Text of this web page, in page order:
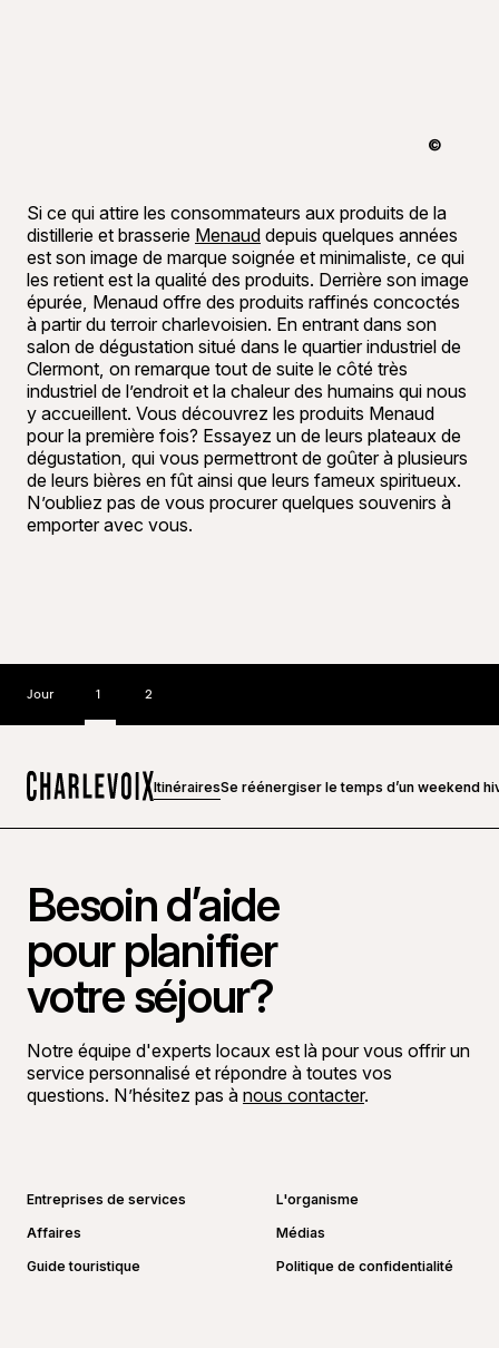
Yasmeen
©
Si ce qui attire les consommateurs aux produits de la
distillerie et brasserie Menaud depuis quelques années
est son image de marque soignée et minimaliste, ce qui
les retient est la qualité des produits. Derrière son image
épurée, Menaud offre des produits raffinés concoctés
à partir du terroir charlevoisien. En entrant dans son
salon de dégustation situé dans le quartier industriel de
Clermont, on remarque tout de suite le côté très
industriel de l’endroit et la chaleur des humains qui nous
y accueillent. Vous découvrez les produits Menaud
pour la première fois? Essayez un de leurs plateaux de
dégustation, qui vous permettront de goûter à plusieurs
de leurs bières en fût ainsi que leurs fameux spiritueux.
N’oubliez pas de vous procurer quelques souvenirs à
emporter avec vous.
Jour 1 2
Accueil
ItinérairesSe réénergiser le temps d’un weekend
Besoin d’aide
pour planifier
votre séjour?
Notre équipe d'experts locaux est là pour vous offrir un
service personnalisé et répondre à toutes vos
questions. N’hésitez pas à nous contacter.
Entreprises de services
L'organisme
Affaires
Médias
Guide touristique
Politique de confidentialité